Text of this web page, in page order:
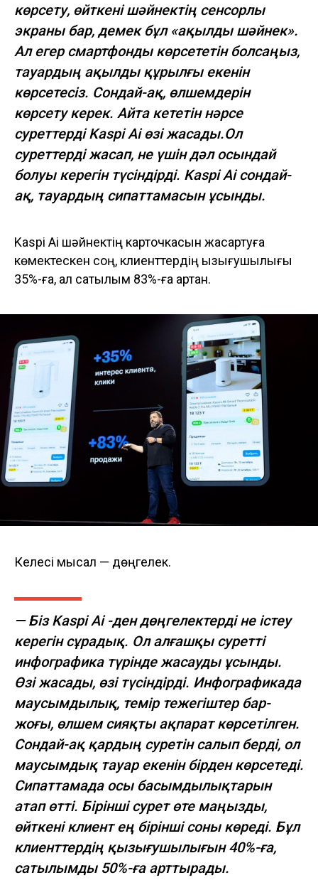
көрсету, өйткені шәйнектің сенсорлы
экраны бар, демек бұл «ақылды шәйнек».
Ал егер смартфонды көрсететін болсаңыз,
тауардың ақылды құрылғы екенін
көрсетесіз. Сондай-ақ, өлшемдерін
көрсету керек. Айта кететін нәрсе
суреттерді Kaspi Ai өзі жасады.Ол
суреттерді жасап, не үшін дәл осындай
болуы керегін түсіндірді. Kaspi Ai сондай-
ақ, тауардың сипаттамасын ұсынды.
Kaspi Ai шәйнектің карточкасын жақсартуға
көмектескен соң, клиенттердің қызығушылығы
35%-ға, ал сатылым 83%-ға артқан.
Келесі мысал — дөңгелек.
— Біз Kaspi Ai -ден дөңгелектерді не істеу
керегін сұрадық. Ол алғашқы суретті
инфографика түрінде жасауды ұсынды.
Өзі жасады, өзі түсіндірді. Инфографикада
маусымдылық, темір тежегіштер бар-
жоғы, өлшем сияқты ақпарат көрсетілген.
Сондай-ақ қардың суретін салып берді, ол
маусымдық тауар екенін бірден көрсетеді.
Сипаттамада осы басымдылықтарын
атап өтті. Бірінші сурет өте маңызды,
өйткені клиент ең бірінші соны көреді. Бұл
клиенттердің қызығушылығын 40%-ға,
сатылымды 50%-ға арттырады.